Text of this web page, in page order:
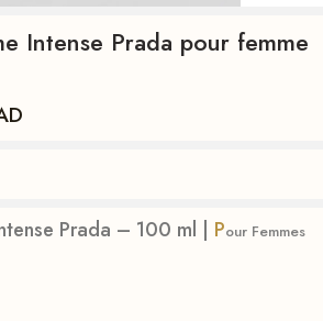
Intense Prada pour femme
Prada – 100 ml | Pour Femmes